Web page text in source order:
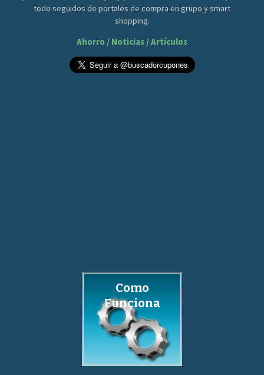
todo seguidos de portales de compra en grupo y smart
shopping.
Ahorro / Noticias / Artículos
Como
Funciona